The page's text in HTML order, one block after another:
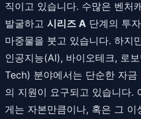
직이고 있습니다. 수많은 벤처
발굴하고 시리즈 A 단계의 투
마중물을 붓고 있습니다. 하지
인공지능(AI), 바이오테크, 로
Tech) 분야에서는 단순한 자
의 지원이 요구되고 있습니다.
게는 자본만큼이나, 혹은 그